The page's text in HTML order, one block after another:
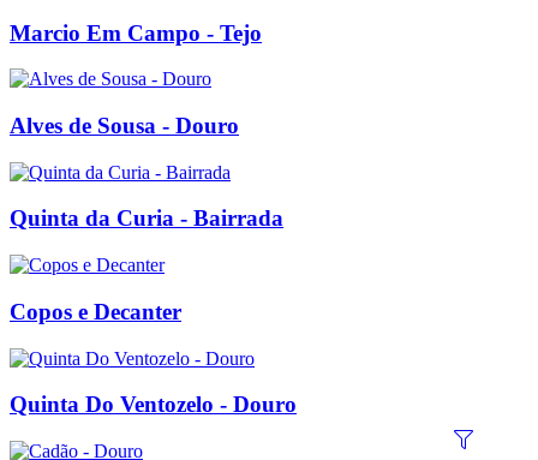
Marcio Em Campo - Tejo
Alves de Sousa - Douro
Quinta da Curia - Bairrada
Copos e Decanter
Quinta Do Ventozelo - Douro